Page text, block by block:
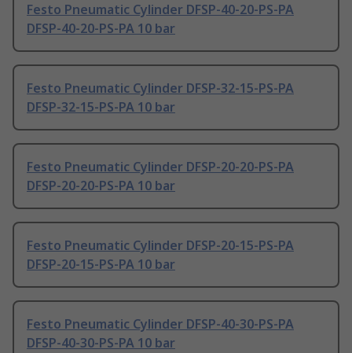
Festo Pneumatic Cylinder DFSP-40-20-PS-PA
DFSP-40-20-PS-PA 10 bar
Festo Pneumatic Cylinder DFSP-32-15-PS-PA
DFSP-32-15-PS-PA 10 bar
Festo Pneumatic Cylinder DFSP-20-20-PS-PA
DFSP-20-20-PS-PA 10 bar
Festo Pneumatic Cylinder DFSP-20-15-PS-PA
DFSP-20-15-PS-PA 10 bar
Festo Pneumatic Cylinder DFSP-40-30-PS-PA
DFSP-40-30-PS-PA 10 bar